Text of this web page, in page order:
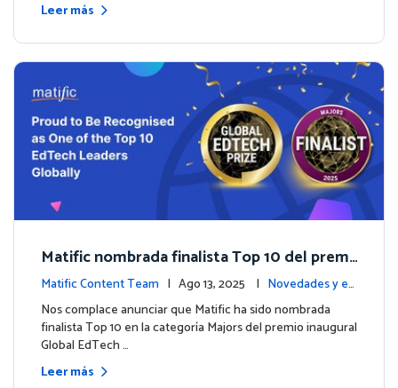
Leer más
Matific nombrada finalista Top 10 del premi
o inaugural Global EdTech Prize
Matific Content Team | Ago 13, 2025 | Novedades y ev
entos
Nos complace anunciar que Matific ha sido nombrada
finalista Top 10 en la categoría Majors del premio inaugural
Global EdTech …
Leer más